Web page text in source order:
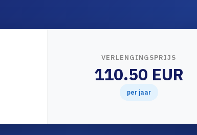
VERLENGINGSPRIJS
110.50 EUR
per jaar